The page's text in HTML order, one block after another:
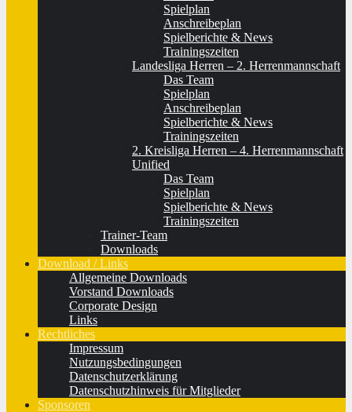
Spielplan
Anschreibeplan
Spielberichte & News
Trainingszeiten
Landesliga Herren – 2. Herrenmannschaft
Das Team
Spielplan
Anschreibeplan
Spielberichte & News
Trainingszeiten
2. Kreisliga Herren – 4. Herrenmannschaft
Unified
Das Team
Spielplan
Spielberichte & News
Trainingszeiten
Trainer-Team
Downloads
Download / Links
Allgemeine Downloads
Vorstand Downloads
Corporate Design
Links
Rechtliches
Impressum
Nutzungsbedingungen
Datenschutzerklärung
Datenschutzhinweis für Mitglieder
Sponsoren